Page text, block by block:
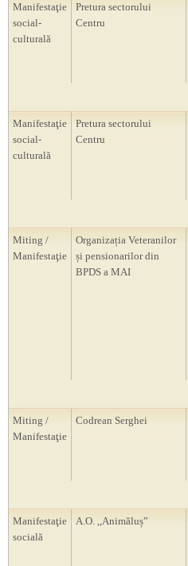
Manifestaţie
social-
culturală
Pretura sectorului
Centru
Manifestaţie
social-
culturală
Pretura sectorului
Centru
Miting /
Manifestaţie
Organizația Veteranilor
și pensionarilor din
BPDS a MAI
Miting /
Manifestaţie
Codrean Serghei
Manifestaţie
socială
A.O. ,,Animăluș”